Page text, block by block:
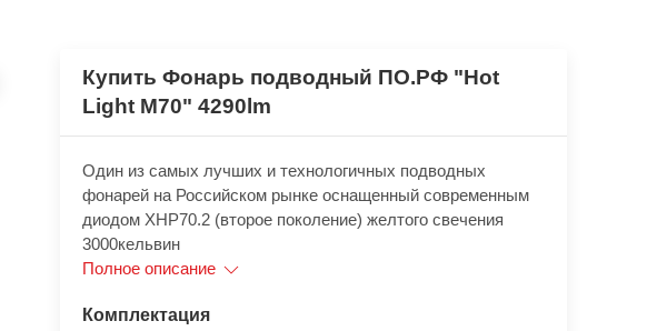
Купить Фонарь подводный ПО.РФ "Hot
Light M70" 4290lm
Один из самых лучших и технологичных подводных
фонарей на Российском рынке оснащенный современным
диодом XHP70.2 (второе поколение) желтого свечения
3000кельвин
Полное описание
Комплектация